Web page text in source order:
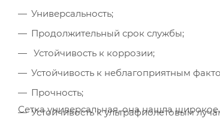
Универсальность;
Продолжительный срок службы;
Устойчивость к коррозии;
Устойчивость к неблагоприятным
Прочность;
Устойчивость к ультрафиолетовым
Сетка универсальная, она нашла